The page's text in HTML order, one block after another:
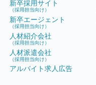
新卒採用サイト
（採用担当向け）
新卒エージェント
（採用担当向け）
人材紹介会社
（採用担当向け）
人材派遣会社
（採用担当向け）
アルバイト求人広告